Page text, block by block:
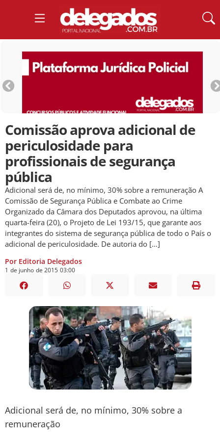
Comissão aprova adicional de
periculosidade para
profissionais de segurança
pública
Adicional será de, no mínimo, 30% sobre a remuneração A
Comissão de Segurança Pública e Combate ao Crime
Organizado da Câmara dos Deputados aprovou, na última
quarta-feira (20), o Projeto de Lei 193/15, que garante aos
integrantes do sistema de segurança pública de todo o País o
adicional de periculosidade. De autoria do […]
Por Editoria Delegados
1 de junho de 2015 03:00
Adicional será de, no mínimo, 30% sobre a
remuneração